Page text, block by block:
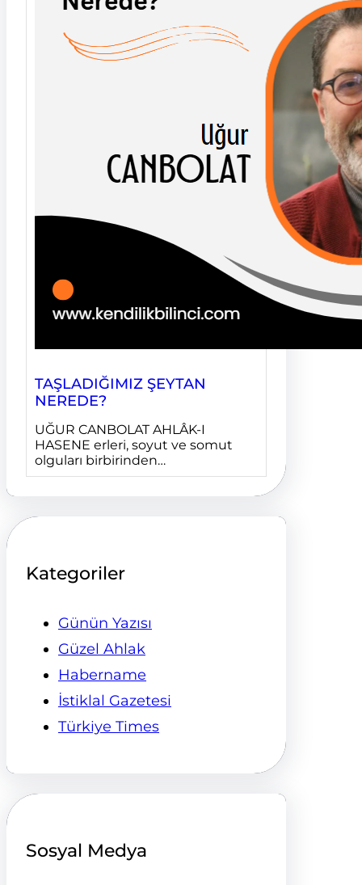
TAŞLADIĞIMIZ ŞEYTAN
NEREDE?
UĞUR CANBOLAT AHLÂK-I
HASENE erleri, soyut ve somut
olguları birbirinden…
Kategoriler
Günün Yazısı
Güzel Ahlak
Habername
İstiklal Gazetesi
Türkiye Times
Sosyal Medya